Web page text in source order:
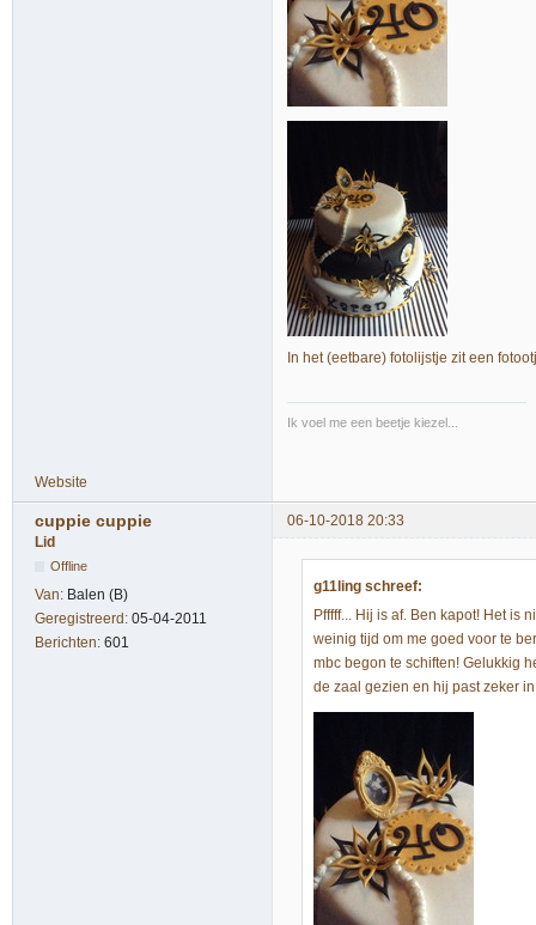
In het (eetbare) fotolijstje zit een
Ik voel me een beetje kiezel...
Website
cuppie cuppie
06-10-2018 20:33
Lid
Offline
Van: Balen (B)
Geregistreerd: 05-04-2011
Berichten: 601
g11ling schreef:
Pfffff... Hij is af. Ben kapot! Het is
weinig tijd om me goed voor te
mbc begon te schiften! Gelukkig
de zaal gezien en hij past zeker